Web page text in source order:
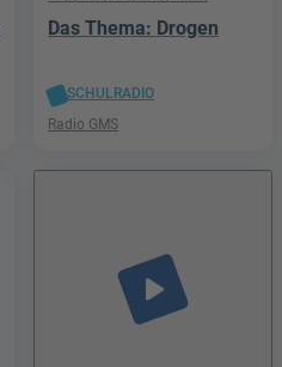
Das Thema: Drogen
SCHULRADIO
Radio GMS
play_arrow